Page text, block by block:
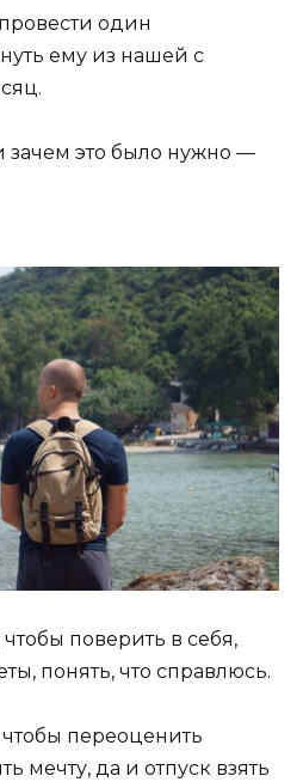
один
ему из нашей с
зачем это было нужно —
поверить в себя,
понять, что справлюсь.
переоценить
мечту, да и отпуск взять